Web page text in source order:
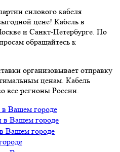
силового кабеля
цене! Кабель в
и Санкт-Петербурге. По
обращайтесь к
организовывает отправку
ценам. Кабель
все регионы России.